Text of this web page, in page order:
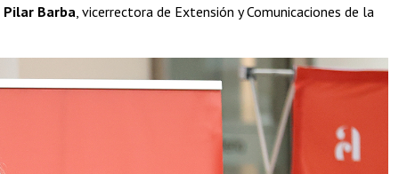
Pilar Barba , vicerrectora de Extensión y Comunicaciones de la